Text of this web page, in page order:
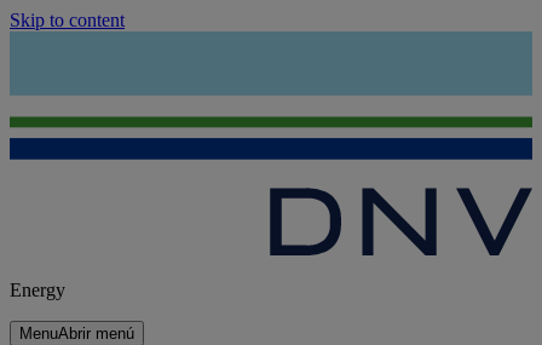
Skip to content
Energy
MenuAbrir menú